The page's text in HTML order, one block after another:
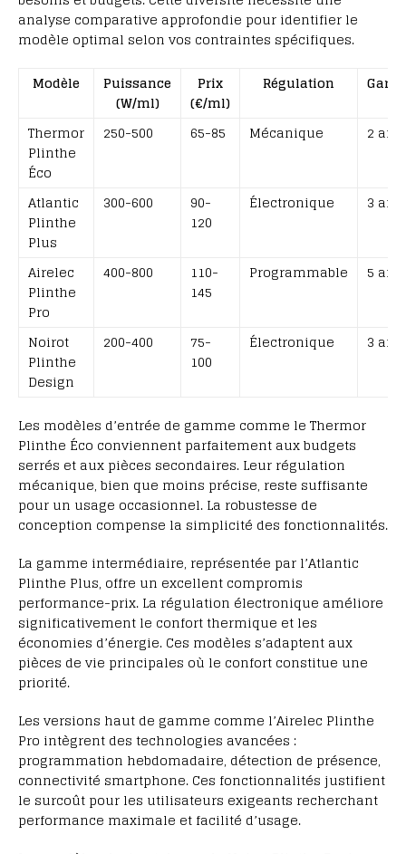
analyse comparative approfondie pour identifier le
modèle optimal selon vos contraintes spécifiques.
Modèle
Puissance
(W/ml)
Prix
(€/ml)
Régulation
Thermor
Plinthe
Éco
250-500 65-85 Mécanique 2 ans
Atlantic
Plinthe
Plus
300-600
90-
120
Électronique 3 ans
Airelec
Plinthe
Pro
400-800
110-
145
Programmable 5 ans
Noirot
Plinthe
Design
200-400
75-
100
Électronique 3 ans
Les modèles d’entrée de gamme comme le Thermor
Plinthe Éco conviennent parfaitement aux budgets
serrés et aux pièces secondaires. Leur régulation
mécanique, bien que moins précise, reste suffisante
pour un usage occasionnel. La robustesse de
conception compense la simplicité des fonctionnalités.
La gamme intermédiaire, représentée par l’Atlantic
Plinthe Plus, offre un excellent compromis
performance-prix. La régulation électronique améliore
significativement le confort thermique et les
économies d’énergie. Ces modèles s’adaptent aux
pièces de vie principales où le confort constitue une
priorité.
Les versions haut de gamme comme l’Airelec Plinthe
Pro intègrent des technologies avancées :
programmation hebdomadaire, détection de présence,
connectivité smartphone. Ces fonctionnalités justifient
le surcoût pour les utilisateurs exigeants recherchant
performance maximale et facilité d’usage.